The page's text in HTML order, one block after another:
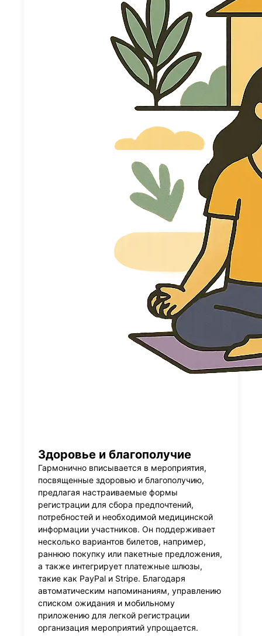
Здоровье и благополучие
Гармонично вписывается в мероприятия,
посвященные здоровью и благополучию,
предлагая настраиваемые формы
регистрации для сбора предпочтений,
потребностей и необходимой медицинской
информации участников. Он поддерживает
несколько вариантов билетов, например,
раннюю покупку или пакетные предложения,
а также интегрирует платежные шлюзы,
такие как PayPal и Stripe. Благодаря
автоматическим напоминаниям, управлению
списком ожидания и мобильному
приложению для легкой регистрации
организация мероприятий упрощается.